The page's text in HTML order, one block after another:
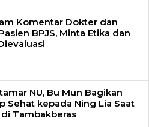
Komentar Dokter dan
BPJS, Minta Etika dan
NU, Bu Mun Bagikan
Sehat kepada Ning Lia Saat
Tambakberas